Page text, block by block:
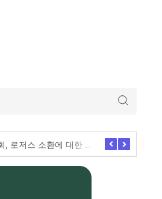
애슐리퀸즈 딸기축제의 모든 전메뉴 털기